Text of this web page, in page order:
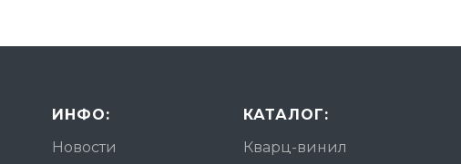
ИНФО:
Новости
КАТАЛОГ:
Кварц-винил